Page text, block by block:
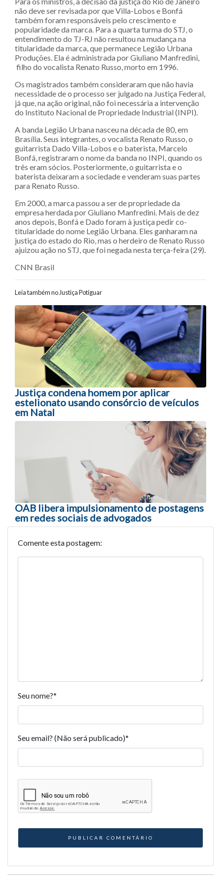
não deve ser revisada por que Villa-Lobos e Bonfá
também foram responsáveis pelo crescimento e
popularidade da marca. Para a quarta turma do STJ, o
entendimento do TJ-RJ não resultou na mudança na
titularidade da marca, que permanece Legião Urbana
Produções. Ela é administrada por Giuliano Manfredini,
filho do vocalista Renato Russo, morto em 1996.
Os magistrados também consideraram que não havia
necessidade de o processo ser julgado na Justiça Federal,
já que, na ação original, não foi necessária a intervenção
do Instituto Nacional de Propriedade Industrial (INPI).
A banda Legião Urbana nasceu na década de 80, em
Brasília. Seus integrantes, o vocalista Renato Russo, o
guitarrista Dado Villa-Lobos e o baterista, Marcelo
Bonfá, registraram o nome da banda no INPI, quando os
três eram sócios. Posteriormente, o guitarrista e o
baterista deixaram a sociedade e venderam suas partes
para Renato Russo.
Em 2000, a marca passou a ser de propriedade da
empresa herdada por Giuliano Manfredini. Mais de dez
anos depois, Bonfá e Dado foram à justiça pedir co-
titularidade do nome Legião Urbana. Eles ganharam na
justiça do estado do Rio, mas o herdeiro de Renato Russo
ajuizou ação no STJ, que foi negada nesta terça-feira (29).
CNN Brasil
Leia também no Justiça Potiguar
Navegação entre posts
Justiça condena homem por aplicar
estelionato usando consórcio de veículos
em Natal
OAB libera impulsionamento de postagens
em redes sociais de advogados
Comente esta postagem:
Seu nome?*
Seu email? (Não será publicado)*